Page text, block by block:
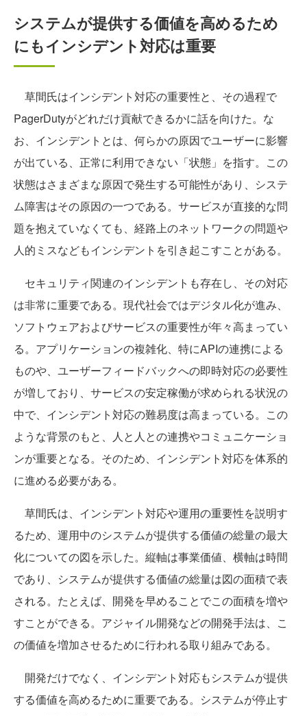
システムが提供する価値を高めるため
にもインシデント対応は重要
草間氏はインシデント対応の重要性と、その過程で
PagerDutyがどれだけ貢献できるかに話を向けた。な
お、インシデントとは、何らかの原因でユーザーに影響
が出ている、正常に利用できない「状態」を指す。この
状態はさまざまな原因で発生する可能性があり、システ
ム障害はその原因の一つである。サービスが直接的な問
題を抱えていなくても、経路上のネットワークの問題や
人的ミスなどもインシデントを引き起こすことがある。
セキュリティ関連のインシデントも存在し、その対応
は非常に重要である。現代社会ではデジタル化が進み、
ソフトウェアおよびサービスの重要性が年々高まってい
る。アプリケーションの複雑化、特にAPIの連携による
ものや、ユーザーフィードバックへの即時対応の必要性
が増しており、サービスの安定稼働が求められる状況の
中で、インシデント対応の難易度は高まっている。この
ような背景のもと、人と人との連携やコミュニケーショ
ンが重要となる。そのため、インシデント対応を体系的
に進める必要がある。
草間氏は、インシデント対応や運用の重要性を説明す
るため、運用中のシステムが提供する価値の総量の最大
化についての図を示した。縦軸は事業価値、横軸は時間
であり、システムが提供する価値の総量は図の面積で表
される。たとえば、開発を早めることでこの面積を増や
すことができる。アジャイル開発などの開発手法は、こ
の価値を増加させるために行われる取り組みである。
開発だけでなく、インシデント対応もシステムが提供
する価値を高めるために重要である。システムが停止す